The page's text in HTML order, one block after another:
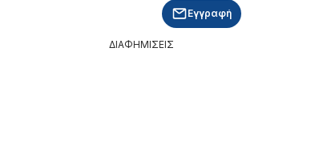
Εγγραφή
ΔΙΑΦΗΜΙΣΕΙΣ